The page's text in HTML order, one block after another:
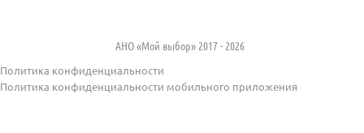
АНО «Мой выбор» 2017 - 2026
Политика конфиденциальности
Политика конфиденциальности мобильного приложения